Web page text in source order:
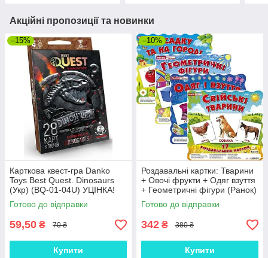
Акційні пропозиції та новинки
–15%
Карткова квест-гра Danko
Toys Best Quest. Dinosaurs
(Укр) (BQ-01-04U) УЦІНКА!
Готово до відправки
59,50 ₴ 70 ₴
Купити
–10%
Роздавальні картки: Тварини
+ Овочі фрукти + Одяг взуття
+ Геометричні фігури (Ранок)
(комплект)
Готово до відправки
342 ₴ 380 ₴
Купити